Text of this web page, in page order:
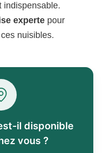
indispensable.
experte pour
nuisibles.
il disponible
vous ?